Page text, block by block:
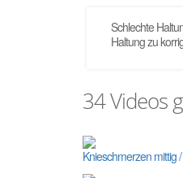
Schlechte
Haltung zu
34 Videos
Knieschmerzen mittig